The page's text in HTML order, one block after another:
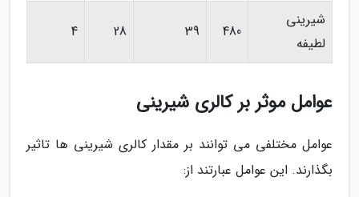
شیرینی
لطیفه
480
39
28
4
عوامل موثر بر کالری شیرینی
عوامل مختلفی می توانند بر مقدار کالری شیرینی ها تاثیر
بگذارند. این عوامل عبارتند از: